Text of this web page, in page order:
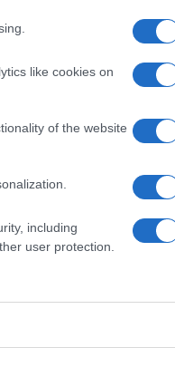
like cookies on
of the website
including
user protection.